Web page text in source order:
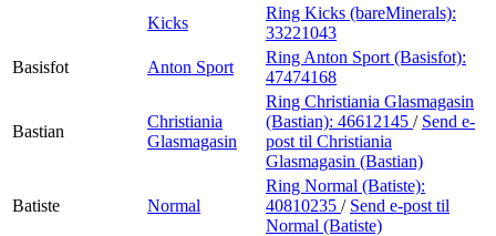
Kicks
Ring Kicks (bareMinerals):
33221043
Basisfot
Anton Sport
Ring Anton Sport (Basisfot):
47474168
Bastian
Christiania
Glasmagasin
Ring Christiania Glasmagasin
(Bastian): 46612145 / Send e-
post til Christiania
Glasmagasin (Bastian)
Batiste Normal
Ring Normal (Batiste):
40810235 / Send e-post til
Normal (Batiste)